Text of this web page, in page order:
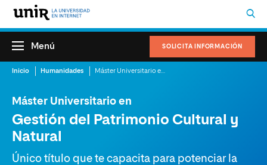
SOLICITA INFORMACIÓN
Menú
Inicio Humanidades
Máster Universitario en
Gestión del Patrimonio Cultural y
Natural
Único título que te capacita para potenciar la